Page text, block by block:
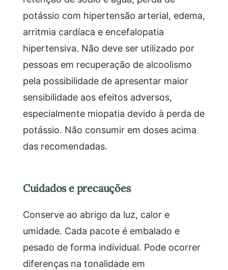
potássio com hipertensão arterial, edema,
arritmia cardíaca e encefalopatia
hipertensiva. Não deve ser utilizado por
pessoas em recuperação de alcoolismo
pela possibilidade de apresentar maior
sensibilidade aos efeitos adversos,
especialmente miopatia devido à perda de
potássio. Não consumir em doses acima
das recomendadas.
Cuidados e precauções
Conserve ao abrigo da luz, calor e
umidade. Cada pacote é embalado e
pesado de forma individual. Pode ocorrer
diferenças na tonalidade em